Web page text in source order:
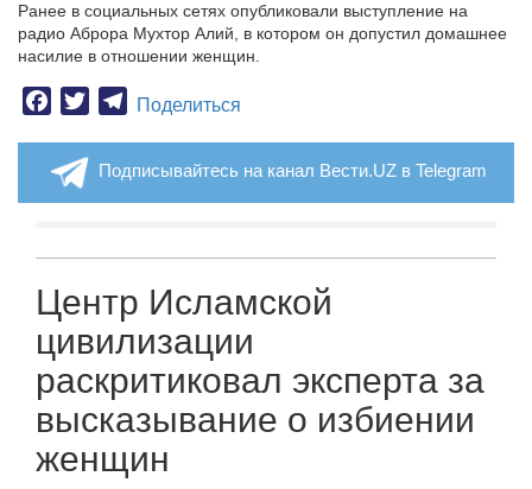
Ранее в социальных сетях опубликовали выступление на
радио Аброра Мухтор Алий, в котором он допустил домашнее
насилие в отношении женщин.
Facebook
TwitterTelegram
Поделиться
Подписывайтесь на канал Вести.UZ в Telegram
Центр Исламской
цивилизации
раскритиковал эксперта за
высказывание о избиении
женщин